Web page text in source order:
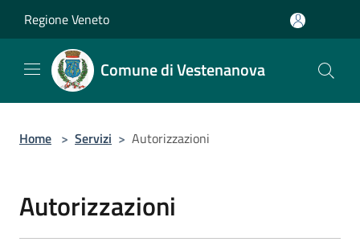
Regione Veneto
Comune di Vestenanova
Home > Servizi > Autorizzazioni
Autorizzazioni